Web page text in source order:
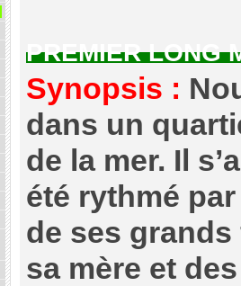
PREMIER LONG
Synopsis :
dans un
de la mer. Il
été rythmé
de ses grands
sa mère et